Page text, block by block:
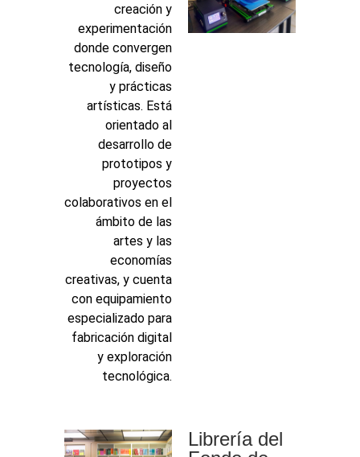
creación y
experimentación
donde convergen
tecnología, diseño
y prácticas
artísticas. Está
orientado al
desarrollo de
prototipos y
proyectos
colaborativos en el
ámbito de las
artes y las
economías
creativas, y cuenta
con equipamiento
especializado para
fabricación digital
y exploración
tecnológica.
Librería del